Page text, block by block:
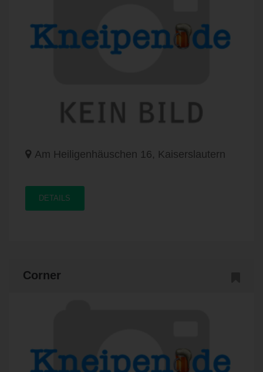
Am Heiligenhäuschen 16, Kaiserslautern
DETAILS
Corner